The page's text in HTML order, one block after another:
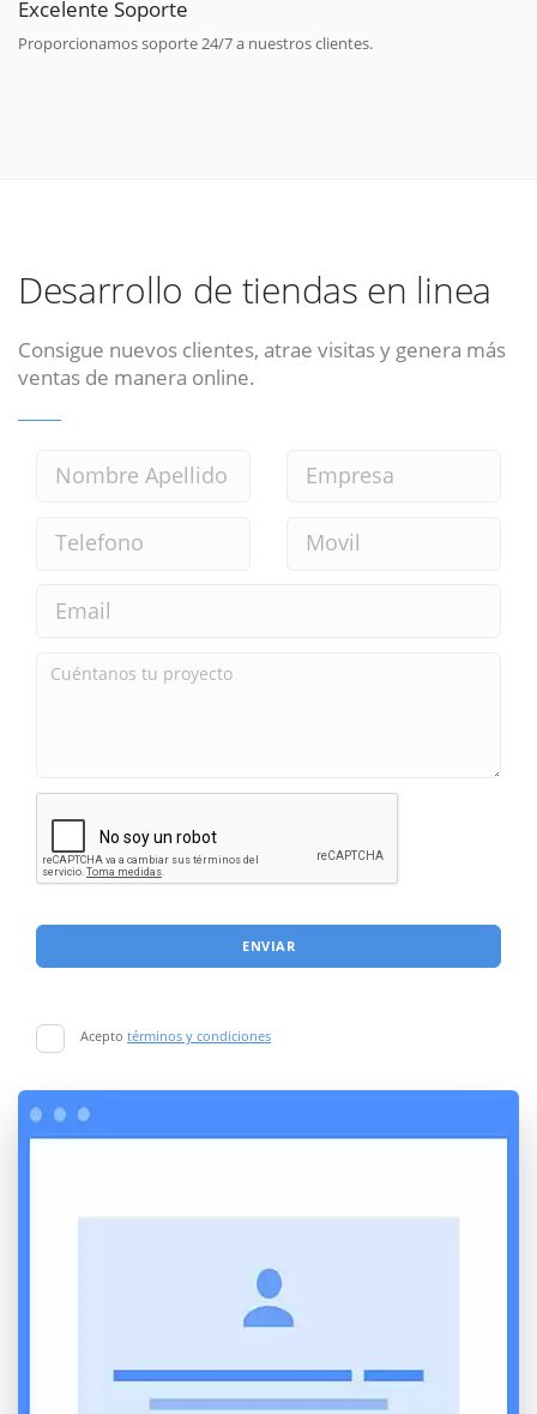
Excelente Soporte
Proporcionamos soporte 24/7 a nuestros clientes.
Desarrollo de tiendas en linea
Consigue nuevos clientes, atrae visitas y genera más
ventas de manera online.
ENVIAR
Acepto términos y condiciones